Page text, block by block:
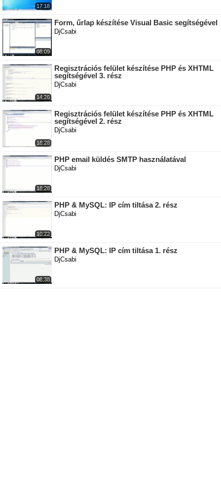
17:18
08:09
Form, űrlap készítése Visual Basic segítségével
DjCsabi
14:26
Regisztrációs felület készítése PHP és XHTML
segítségével 3. rész
DjCsabi
18:28
Regisztrációs felület készítése PHP és XHTML
segítségével 2. rész
DjCsabi
18:28
PHP email küldés SMTP használatával
DjCsabi
10:22
PHP & MySQL: IP cím tiltása 2. rész
DjCsabi
08:38
PHP & MySQL: IP cím tiltása 1. rész
DjCsabi